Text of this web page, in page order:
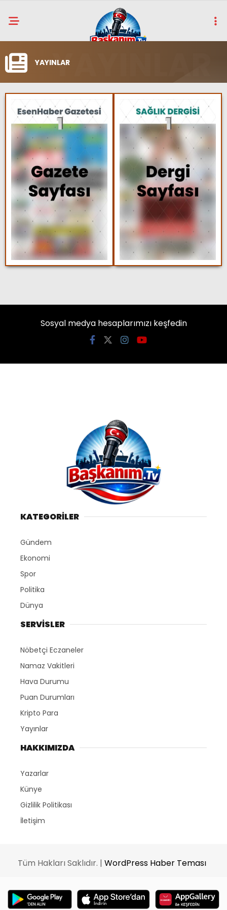
YAYINLAR
Sosyal medya hesaplarımızı keşfedin
KATEGORİLER
Gündem
Ekonomi
Spor
Politika
Dünya
SERVİSLER
Nöbetçi Eczaneler
Namaz Vakitleri
Hava Durumu
Puan Durumları
Kripto Para
Yayınlar
HAKKIMIZDA
Yazarlar
Künye
Gizlilik Politikası
İletişim
Tüm Hakları Saklıdır. | WordPress Haber Teması